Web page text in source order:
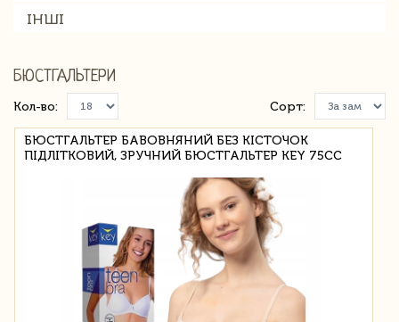
ІНШІ
БЮСТГАЛЬТЕРИ
Кол-во: Сорт:
БЮСТГАЛЬТЕР БАВОВНЯНИЙ БЕЗ КІСТОЧОК
ПІДЛІТКОВИЙ, ЗРУЧНИЙ БЮСТГАЛЬТЕР KEY 75CC